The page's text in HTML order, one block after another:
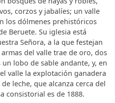
corzos y jabalíes; un valle
los dólmenes prehistóricos
Beruete. Su iglesia está
Señora, a la que festejan
del valle trae de oro, dos
lobo de sable andante, y, en
valle la explotación ganadera
leche, que alcanza cerca del
consistorial es de 1888.